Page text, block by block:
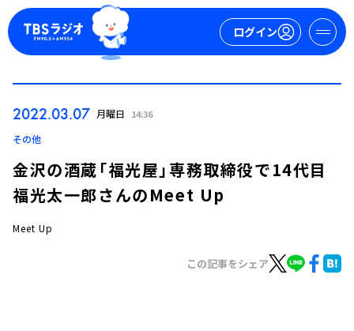
ログイン
2022.03.07 月曜日 14:36
その他
金沢の酒蔵「福光屋」専務取締役で14代目
福光太一郎さんのMeet Up
Meet Up
この記事をシェア